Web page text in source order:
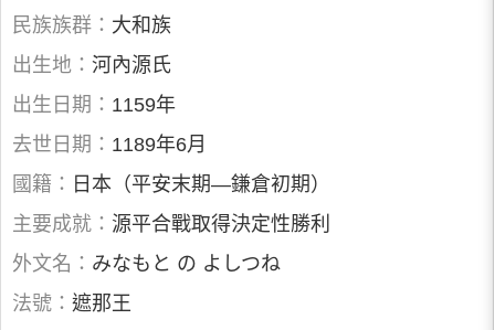
民族族群： 大和族
出生地： 河內源氏
出生日期： 1159年
去世日期： 1189年6月
國籍： 日本（平安末期—鎌倉初期）
主要成就： 源平合戰取得決定性勝利
外文名： みなもと の よしつね
法號： 遮那王